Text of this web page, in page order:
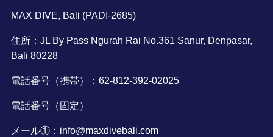
MAX DIVE, Bali (PADI-2685)
住所：JL By Pass Ngurah Rai No.361 Sanur, Denpasar,
Bali 80228
電話番号（携帯）：62-812-392-02025
電話番号（固定）
メール①： info@maxdivebali.com